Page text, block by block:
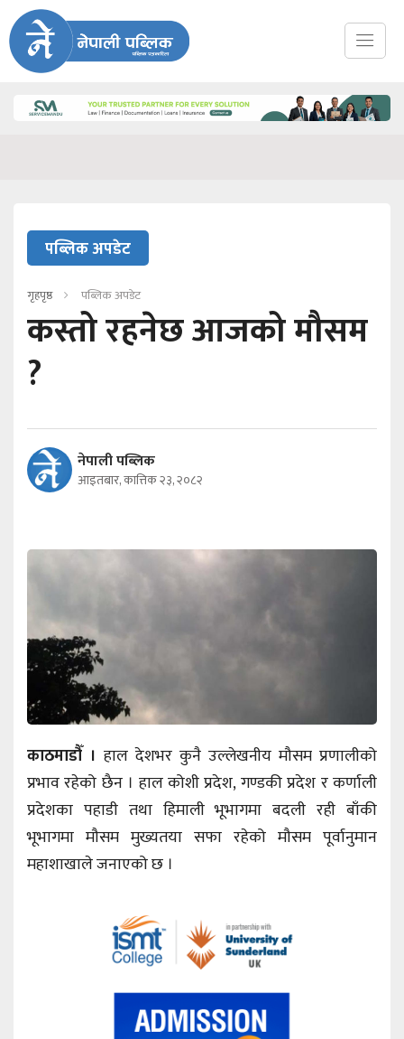
पब्लिक अपडेट
गृहपृष्ठ पब्लिक अपडेट
कस्तो रहनेछ आजको मौसम
?
नेपाली पब्लिक
आइतबार, कात्तिक २३, २०८२
काठमाडौँ । हाल देशभर कुनै उल्लेखनीय मौसम प्रणालीको
प्रभाव रहेको छैन । हाल कोशी प्रदेश, गण्डकी प्रदेश र कर्णाली
प्रदेशका पहाडी तथा हिमाली भूभागमा बदली रही बाँकी
भूभागमा मौसम मुख्यतया सफा रहेको मौसम पूर्वानुमान
महाशाखाले जनाएको छ ।